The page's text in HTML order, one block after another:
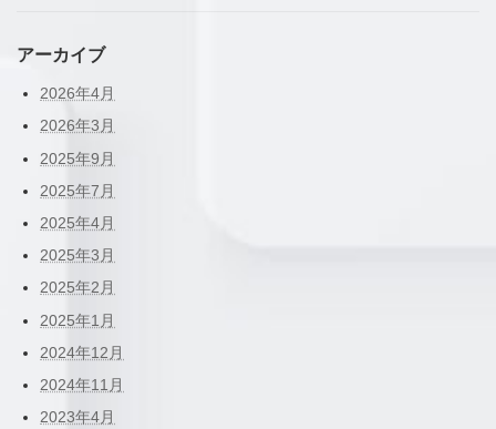
アーカイブ
2026年4月
2026年3月
2025年9月
2025年7月
2025年4月
2025年3月
2025年2月
2025年1月
2024年12月
2024年11月
2023年4月